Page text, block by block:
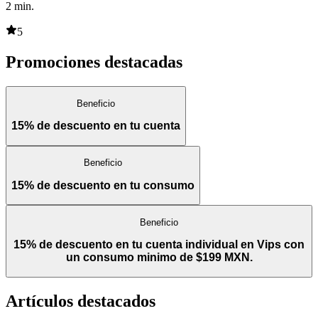
2 min.
5
Promociones destacadas
Beneficio
15% de descuento en tu cuenta
Beneficio
15% de descuento en tu consumo
Beneficio
15% de descuento en tu cuenta individual en Vips con
un consumo minimo de $199 MXN.
Artículos destacados